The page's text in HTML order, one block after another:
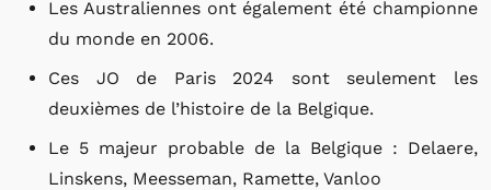
Les Australiennes ont également été championne
du monde en 2006.
Ces JO de Paris 2024 sont seulement les
deuxièmes de l’histoire de la Belgique.
Le 5 majeur probable de la Belgique : Delaere,
Linskens, Meesseman, Ramette, Vanloo